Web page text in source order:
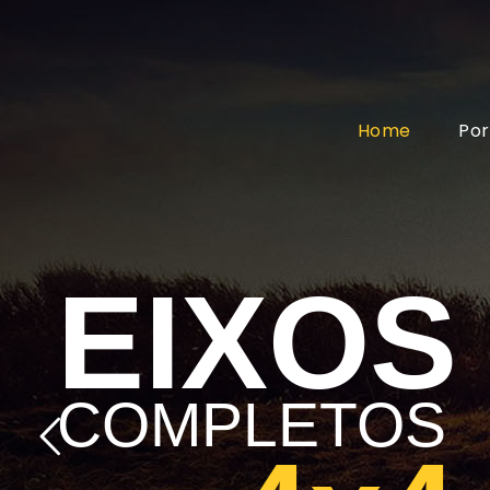
Home
EIXOS
COMPLETOS